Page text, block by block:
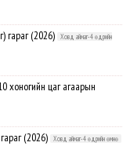
гараг (2026)
Ховд аймаг-4 өдрийн
цаг агаарын
(2026) Ховд аймаг-4 өдрийн өмнө